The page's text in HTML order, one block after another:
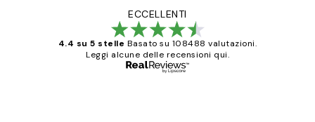
ECCELLENTI
4.4 su 5 stelle Basato su 108488 valutazioni.
Leggi alcune delle recensioni qui.